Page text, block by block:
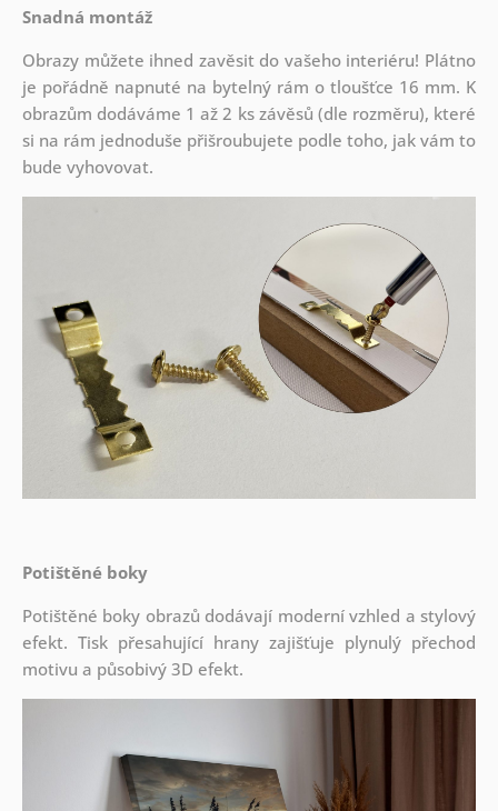
Snadná montáž
Obrazy můžete ihned zavěsit do vašeho interiéru! Plátno
je pořádně napnuté na bytelný rám o tloušťce 16 mm. K
obrazům dodáváme 1 až 2 ks závěsů (dle rozměru), které
si na rám jednoduše přišroubujete podle toho, jak vám to
bude vyhovovat.
Potištěné boky
Potištěné boky obrazů dodávají moderní vzhled a stylový
efekt. Tisk přesahující hrany zajišťuje plynulý přechod
motivu a působivý 3D efekt.